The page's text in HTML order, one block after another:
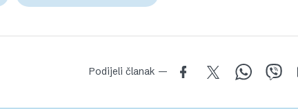
Podijeli članak —